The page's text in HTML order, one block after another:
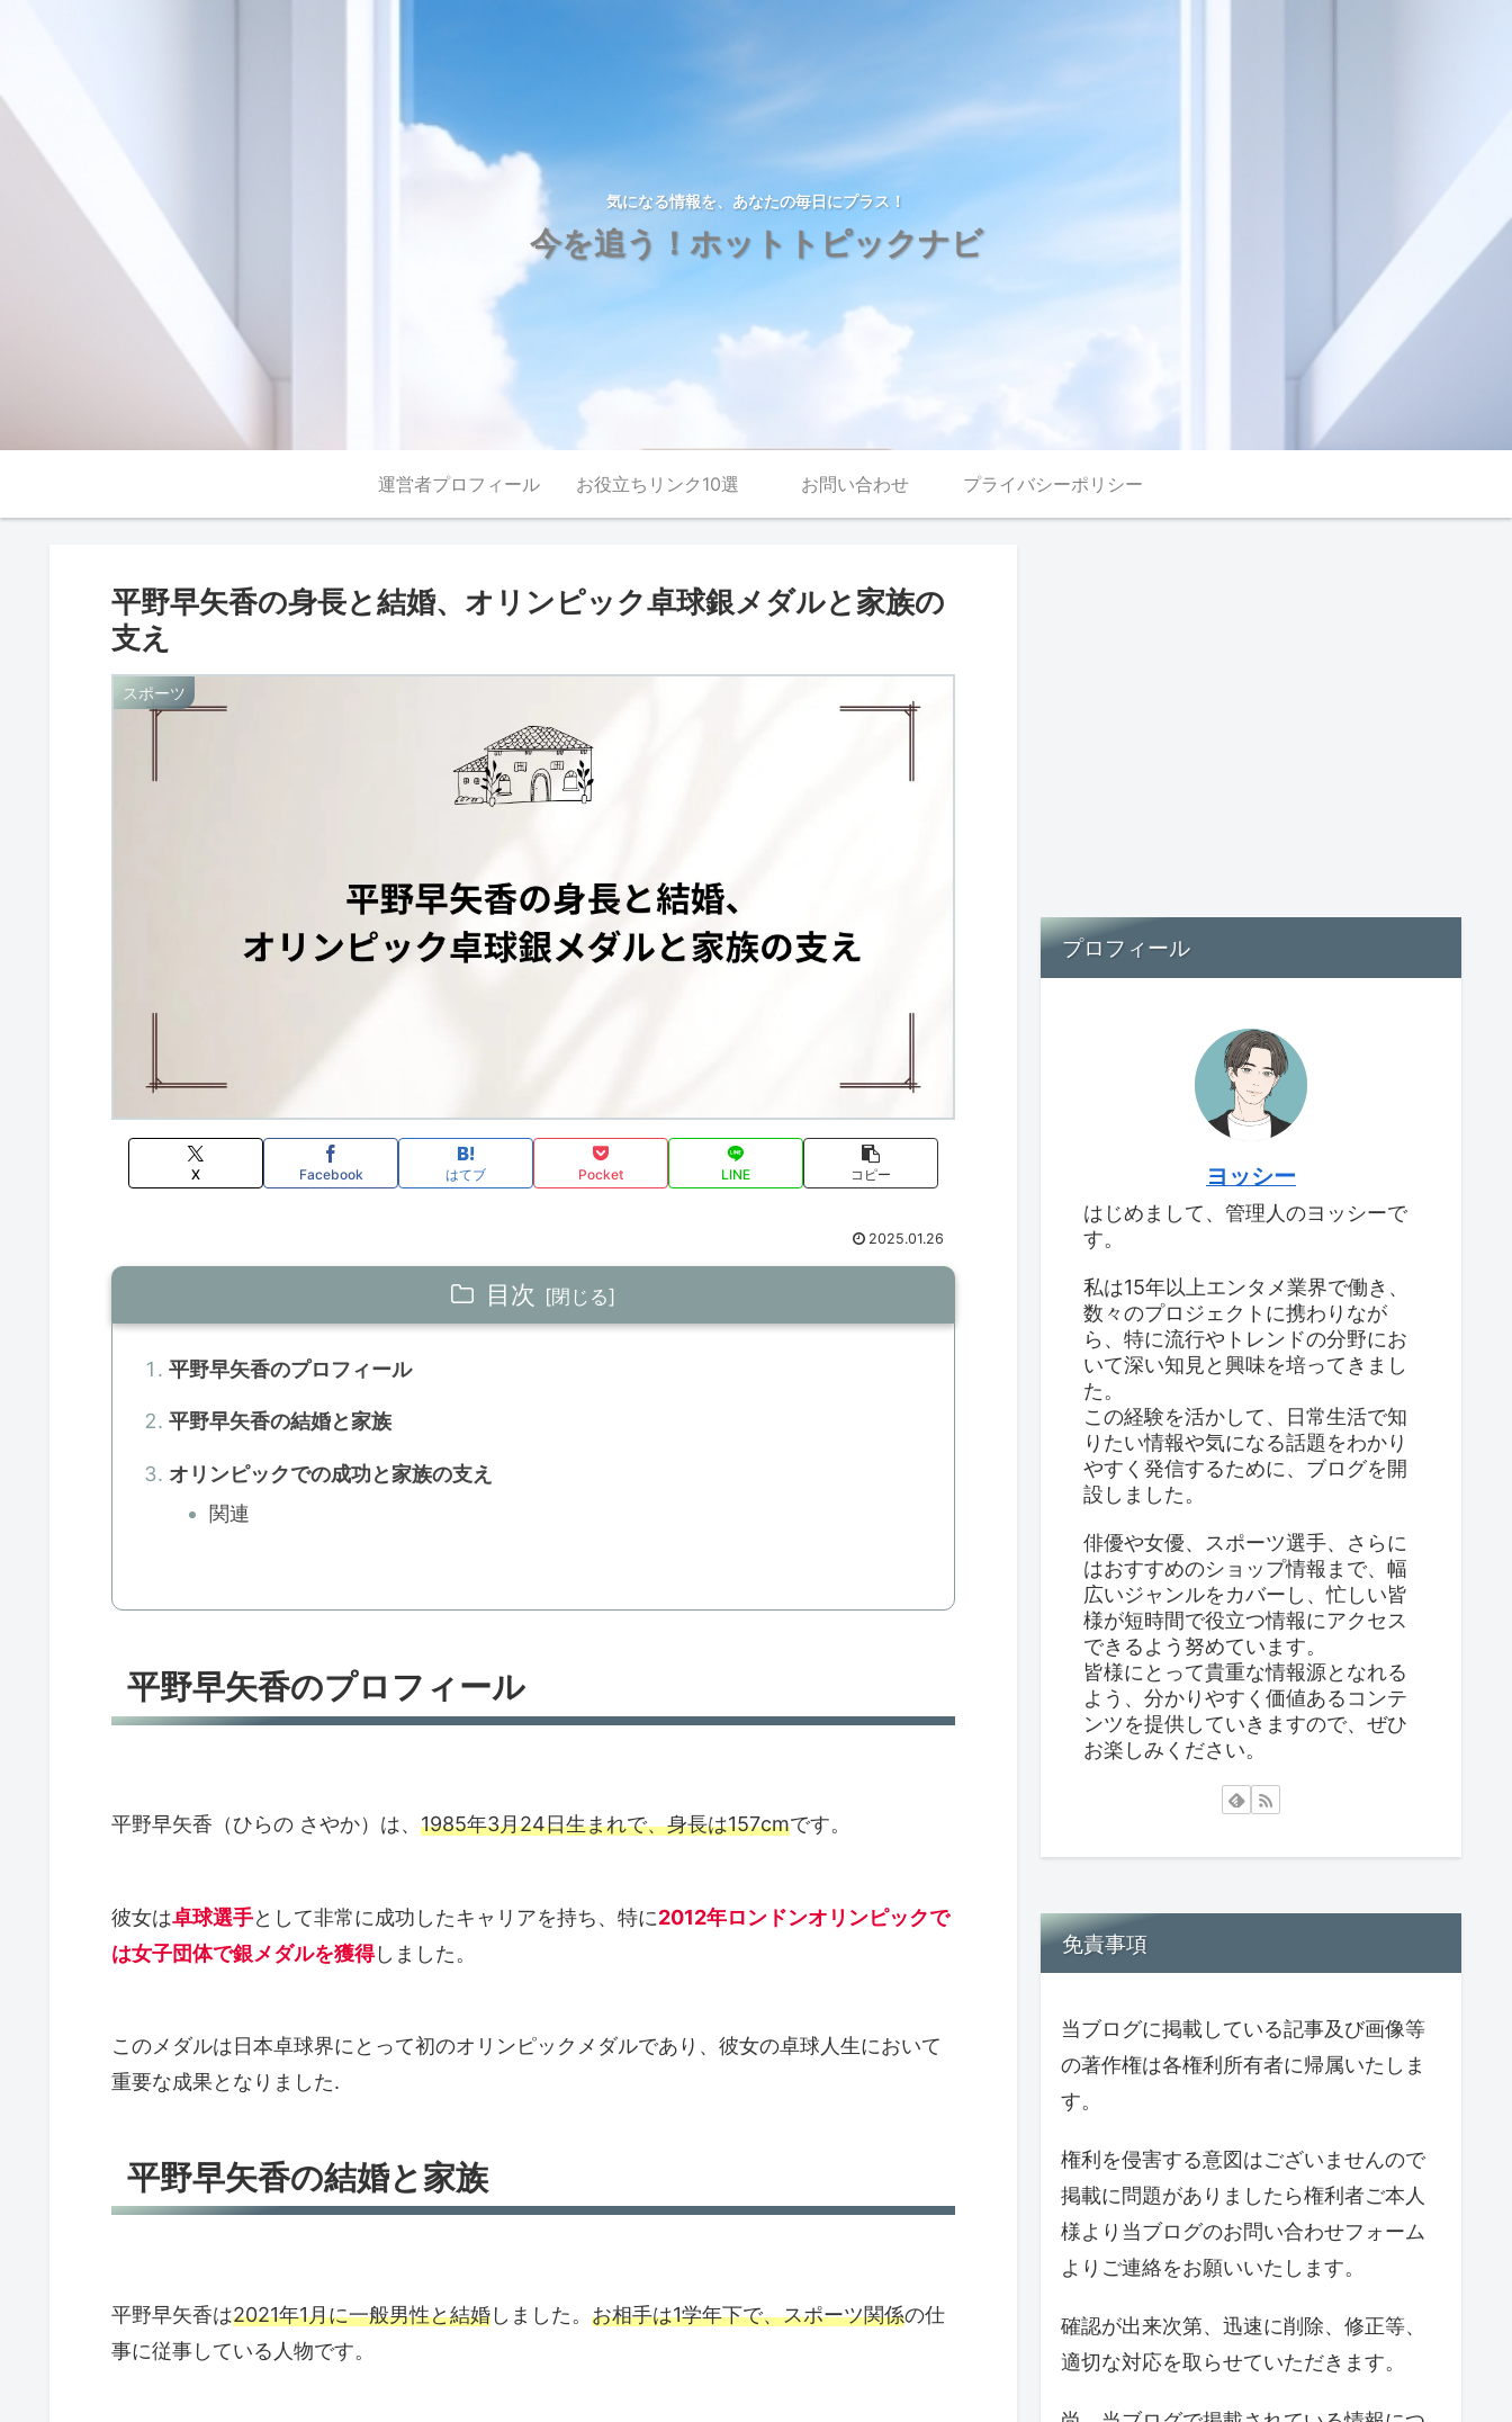
気になる情報を、あなたの毎日にプラス！
今を追う！ホットトピックナビ
運営者プロフィール お役立ちリンク10選 お問い合わせ プライバシーポリシー
平野早矢香の身長と結婚、オリンピック卓球銀メダルと家族の
支え
スポーツ
X Facebook はてブ Pocket LINE コピー
2025.01.26
目次
平野早矢香のプロフィール
平野早矢香の結婚と家族
オリンピックでの成功と家族の支え
関連
平野早矢香のプロフィール
平野早矢香（ひらの さやか）は、 1985年3月24日生まれで、身長は157cmです。
彼女は卓球選手として非常に成功したキャリアを持ち、特に2012年ロンドンオリンピックで
は女子団体で銀メダルを獲得しました。
このメダルは日本卓球界にとって初のオリンピックメダルであり、彼女の卓球人生において
重要な成果となりました.
平野早矢香の結婚と家族
平野早矢香は2021年1月に一般男性と結婚しました。 お相手は1学年下で、スポーツ関係の仕
事に従事している人物です。
プロフィール
ヨッシー
はじめまして、管理人のヨッシーで
す。
私は15年以上エンタメ業界で働き、
数々のプロジェクトに携わりなが
ら、特に流行やトレンドの分野にお
いて深い知見と興味を培ってきまし
た。
この経験を活かして、日常生活で知
りたい情報や気になる話題をわかり
やすく発信するために、ブログを開
設しました。
俳優や女優、スポーツ選手、さらに
はおすすめのショップ情報まで、幅
広いジャンルをカバーし、忙しい皆
様が短時間で役立つ情報にアクセス
できるよう努めています。
皆様にとって貴重な情報源となれる
よう、分かりやすく価値あるコンテ
ンツを提供していきますので、ぜひ
お楽しみください。
免責事項
当ブログに掲載している記事及び画像等
の著作権は各権利所有者に帰属いたしま
す。
権利を侵害する意図はございませんので
掲載に問題がありましたら権利者ご本人
様より当ブログのお問い合わせフォーム
よりご連絡をお願いいたします。
確認が出来次第、迅速に削除、修正等、
適切な対応を取らせていただきます。